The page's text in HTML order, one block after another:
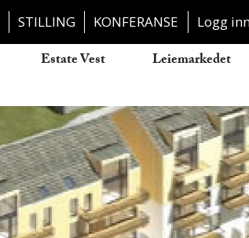
STILLING KONFERANSE Logg
Estate Vest Leiemarkedet